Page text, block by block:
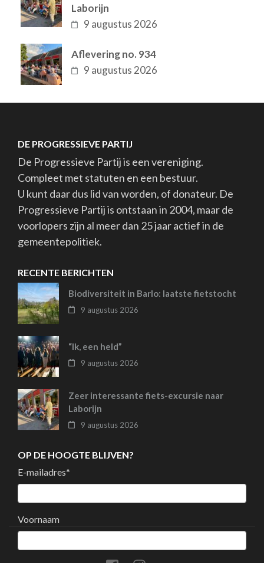
Laborijn
9 augustus 2026
Aflevering no. 934
9 augustus 2026
DE PROGRESSIEVE PARTIJ
De Progressieve Partij is een vereniging.
Compleet met statuten en een bestuur.
U kunt daar dus lid van worden, of donateur. De
Progressieve Partij is ontstaan in 2004, maar de
voorlopers zijn al meer dan 25 jaar actief in de
gemeentepolitiek.
RECENTE BERICHTEN
Biodiversiteit in Barlo: laatste fietstocht
9 augustus 2026
“Ik, een held”
9 augustus 2026
Zeer interessante fiets-excursie naar
Laborijn
9 augustus 2026
OP DE HOOGTE BLIJVEN?
E-mailadres*
Voornaam